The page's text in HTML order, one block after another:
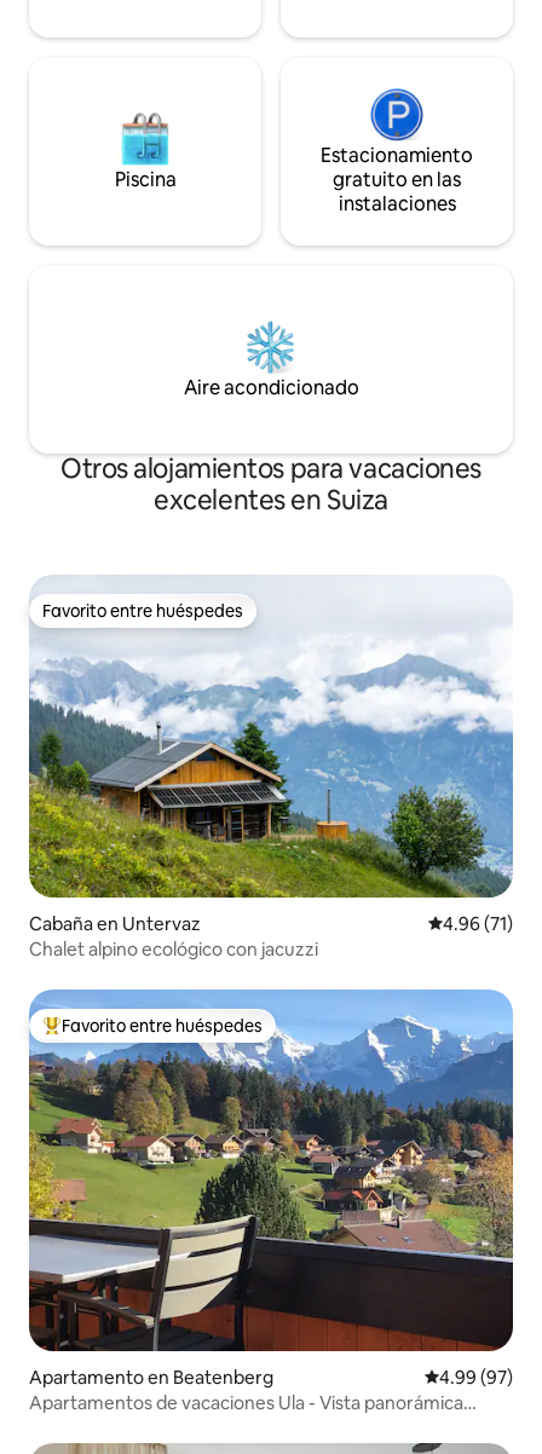
Piscina
Estacionamiento
gratuito en las
instalaciones
Aire acondicionado
Otros alojamientos para vacaciones
excelentes en Suiza
Favorito entre huéspedes
Favorito entre huéspedes
Cabaña en Untervaz Calificación
4.96 (71)
Chalet alpino ecológico con jacuzzi
Favorito entre huéspedes preferido
Favorito entre huéspedes
Apartamento en Beatenberg Calificación
4.99 (97)
Apartamentos de vacaciones Ula - Vista panorámica